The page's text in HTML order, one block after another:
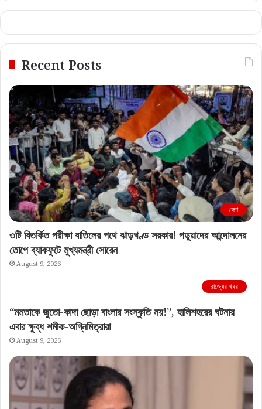
Recent Posts
দেশ
৩টি বিতর্কিত পরীক্ষা বাতিলের পথে ঝাড়খণ্ড সরকার! পড়ুয়াদের আন্দোলনের
তোপে ব্যাকফুটে মুখ্যমন্ত্রী সোরেন
August 9, 2026
রাজ্যের খবর
“মমতাকে জুতো-কাদা ছোড়া বাংলার সংস্কৃতি নয়!”, হালিশহরের ঘটনায়
এবার ক্ষুব্ধ শমীক-অগ্নিমিত্রারা
August 9, 2026